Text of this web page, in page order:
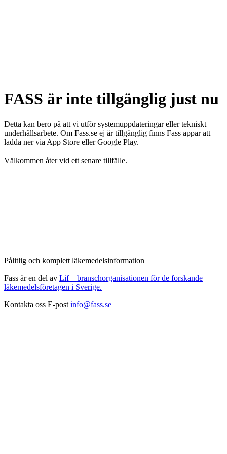
FASS är inte tillgänglig just nu
Detta kan bero på att vi utför systemuppdateringar eller tekniskt
underhållsarbete. Om Fass.se ej är tillgänglig finns Fass appar att
ladda ner via App Store eller Google Play.
Välkommen åter vid ett senare tillfälle.
Pålitlig och komplett läkemedelsinformation
Fass är en del av Lif – branschorganisationen för de forskande
läkemedelsföretagen i Sverige.
Kontakta oss E-post info@fass.se